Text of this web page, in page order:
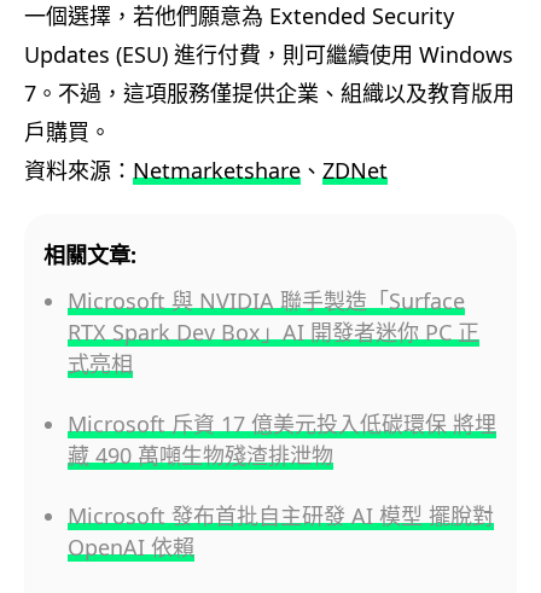
一個選擇，若他們願意為 Extended Security
Updates (ESU) 進行付費，則可繼續使用 Windows
7。不過，這項服務僅提供企業、組織以及教育版用
戶購買。
資料來源： Netmarketshare 、 ZDNet
相關文章:
Microsoft 與 NVIDIA 聯手製造「Surface
RTX Spark Dev Box」AI 開發者迷你 PC 正
式亮相
Microsoft 斥資 17 億美元投入低碳環保 將埋
藏 490 萬噸生物殘渣排泄物
Microsoft 發布首批自主研發 AI 模型 擺脫對
OpenAI 依賴